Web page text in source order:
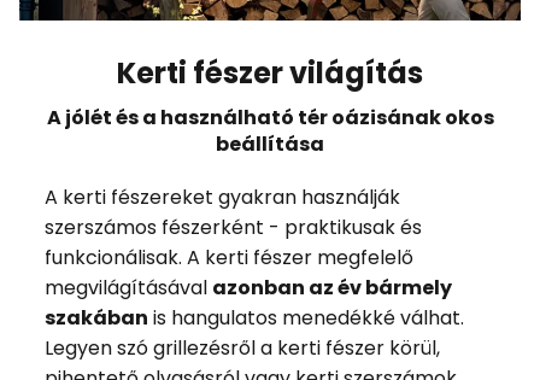
Kerti fészer világítás
A jólét és a használható tér oázisának okos
beállítása
A kerti fészereket gyakran használják
szerszámos fészerként - praktikusak és
funkcionálisak. A kerti fészer megfelelő
megvilágításával azonban az év bármely
szakában is hangulatos menedékké válhat.
Legyen szó grillezésről a kerti fészer körül,